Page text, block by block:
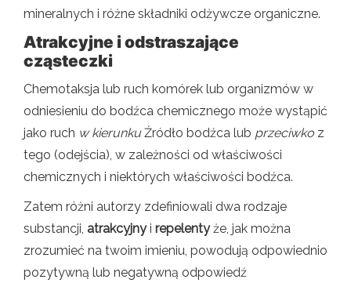
mineralnych i różne składniki odżywcze organiczne.
Atrakcyjne i odstraszające
cząsteczki
Chemotaksja lub ruch komórek lub organizmów w
odniesieniu do bodźca chemicznego może wystąpić
jako ruch w kierunku Źródło bodźca lub przeciwko z
tego (odejścia), w zależności od właściwości
chemicznych i niektórych właściwości bodźca.
Zatem różni autorzy zdefiniowali dwa rodzaje
substancji, atrakcyjnyi repelentyże, jak można
zrozumieć na twoim imieniu, powodują odpowiednio
pozytywną lub negatywną odpowiedź